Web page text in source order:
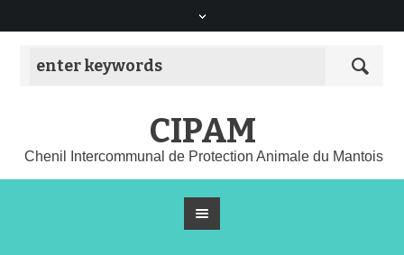
CIPAM
Chenil Intercommunal de Protection Animale du Mantois